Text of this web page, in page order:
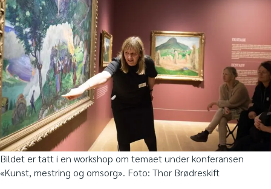
Bildet er tatt i en workshop om temaet under konferansen
«Kunst, mestring og omsorg». Foto: Thor Brødreskift